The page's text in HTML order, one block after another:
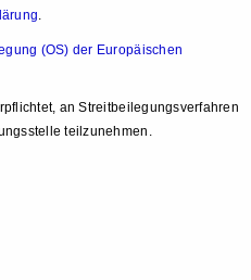
.
(OS) der Europäischen
an Streitbeilegungsverfahren
teilzunehmen.